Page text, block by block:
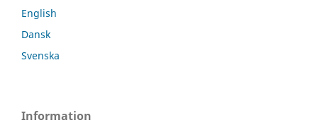
English
Dansk
Svenska
Information